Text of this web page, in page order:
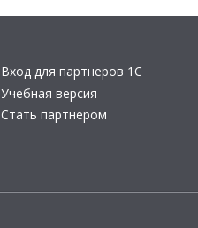
Вход для партнеров 1С
Учебная версия
Стать партнером